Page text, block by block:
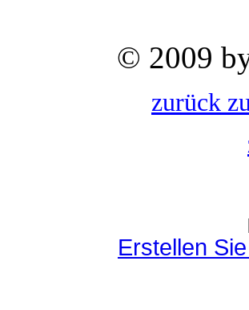
© 2009
zurück
Erstellen